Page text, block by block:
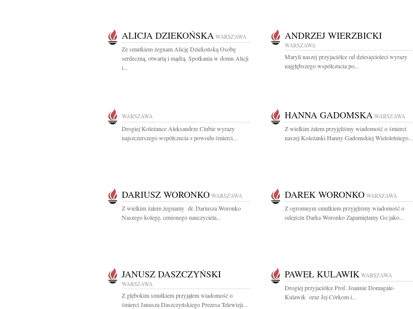
ALICJA DZIEKOŃSKA WARSZAWA
Ze smutkiem żegnam Alicję Dziekońską Osobę
serdeczną, otwartą i mądrą. Spotkania w domu Alicji
i...
ANDRZEJ WIERZBICKI
WARSZAWA
Maryli naszej przyjaciółce od dziesięcioleci wyrazy
najgłębszego współczucia po...
WARSZAWA
Drogiej Koleżance Aleksandrze Ciubie wyrazy
najszczerszego współczucia z powodu śmierci...
HANNA GADOMSKA WARSZAWA
Z wielkim żalem przyjęliśmy wiadomość o śmierci
naszej Koleżanki Hanny Gadomskiej Wieloletniego...
DARIUSZ WORONKO WARSZAWA
Z wielkim żalem żegnamy dr. Dariusza Woronko
Naszego kolegę, cenionego nauczyciela...
DAREK WORONKO WARSZAWA
Z ogromnym smutkiem przyjęliśmy wiadomość o
odejściu Darka Woronko Zapamiętamy Go jako...
JANUSZ DASZCZYŃSKI
WARSZAWA
Z głębokim smutkiem przyjąłem wiadomość o
śmierci Janusza Daszczyńskiego Prezesa Telewizji...
PAWEŁ KULAWIK WARSZAWA
Drogiej przyjaciółce Prof. Joannie Domagale-
Kulawik oraz Jej Córkom i...